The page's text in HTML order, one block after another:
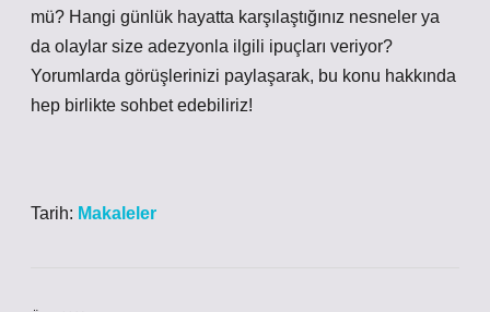
mü? Hangi günlük hayatta karşılaştığınız nesneler ya
da olaylar size adezyonla ilgili ipuçları veriyor?
Yorumlarda görüşlerinizi paylaşarak, bu konu hakkında
hep birlikte sohbet edebiliriz!
Tarih: Makaleler